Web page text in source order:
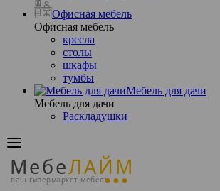
Офисная мебель
Офисная мебель
кресла
столы
шкафы
тумбы
Мебель для дачи
Мебель для дачи
Раскладушки
МебеЛАЙМ
ваш гипермаркет мебели